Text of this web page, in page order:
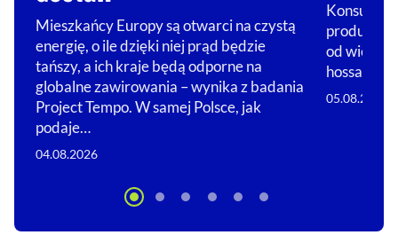
Mieszkańcy Europy są otwarci na czystą
energię, o ile dzięki niej prąd będzie
tańszy, a ich kraje będą odporne na
globalne zawirowania – wynika z badania
Project Tempo. W samej Polsce, jak
podaje…
04.08.2026
produkcja
od wielu
hossa.…
05.08.2026